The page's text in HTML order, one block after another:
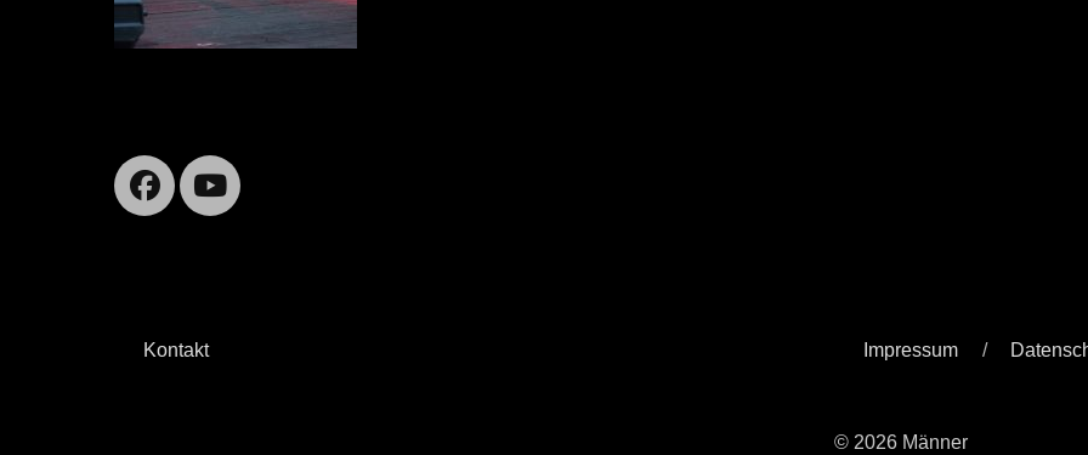
Facebook
YouTube
Kontakt Impressum
© 2026 Männer